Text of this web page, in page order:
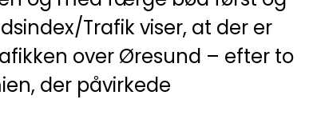
Trafik viser, at der er
over Øresund – efter to
der påvirkede